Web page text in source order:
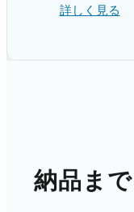
詳しく見る
納品ま